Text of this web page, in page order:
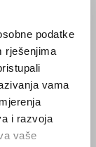
podatke
rješenjima
vama
i razvoja
vaše
iz Kine